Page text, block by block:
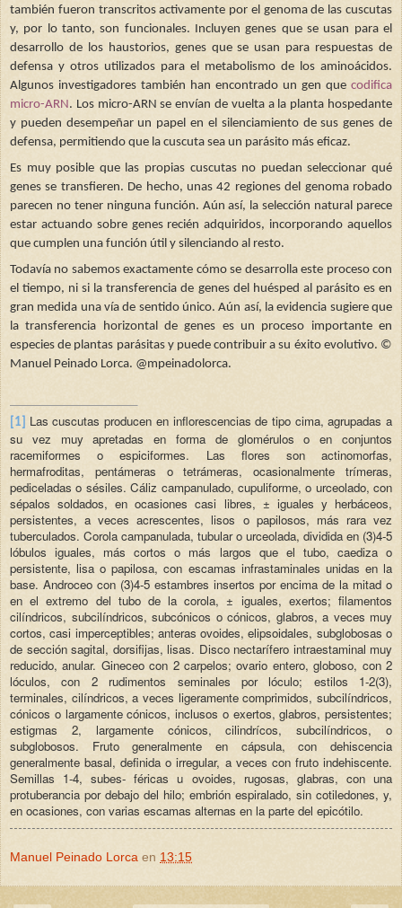
también fueron transcritos activamente por el genoma de las cuscutas
y, por lo tanto, son funcionales. Incluyen genes que se usan para el
desarrollo de los haustorios, genes que se usan para respuestas de
defensa y otros utilizados para el metabolismo de los aminoácidos.
Algunos investigadores también han encontrado un gen que codifica
micro-ARN. Los micro-ARN se envían de vuelta a la planta hospedante
y pueden desempeñar un papel en el silenciamiento de sus genes de
defensa, permitiendo que la cuscuta sea un parásito más eficaz.
Es muy posible que las propias cuscutas no puedan seleccionar qué
genes se transfieren. De hecho, unas 42 regiones del genoma robado
parecen no tener ninguna función. Aún así, la selección natural parece
estar actuando sobre genes recién adquiridos, incorporando aquellos
que cumplen una función útil y silenciando al resto.
Todavía no sabemos exactamente cómo se desarrolla este proceso con
el tiempo, ni si la transferencia de genes del huésped al parásito es en
gran medida una vía de sentido único. Aún así, la evidencia sugiere que
la transferencia horizontal de genes es un proceso importante en
especies de plantas parásitas y puede contribuir a su éxito evolutivo. ©
Manuel Peinado Lorca. @mpeinadolorca.
[1] Las cuscutas producen en inflorescencias de tipo cima, agrupadas a
su vez muy apretadas en forma de glomérulos o en conjuntos
racemiformes o espiciformes. Las flores son actinomorfas,
hermafroditas, pentámeras o tetrámeras, ocasionalmente trímeras,
pediceladas o sésiles. Cáliz campanulado, cupuliforme, o urceolado, con
sépalos soldados, en ocasiones casi libres, ± iguales y herbáceos,
persistentes, a veces acrescentes, lisos o papilosos, más rara vez
tuberculados. Corola campanulada, tubular o urceolada, dividida en (3)4-5
lóbulos iguales, más cortos o más largos que el tubo, caediza o
persistente, lisa o papilosa, con escamas infrastaminales unidas en la
base. Androceo con (3)4-5 estambres insertos por encima de la mitad o
en el extremo del tubo de la corola, ± iguales, exertos; filamentos
cilíndricos, subcilíndricos, subcónicos o cónicos, glabros, a veces muy
cortos, casi imperceptibles; anteras ovoides, elipsoidales, subglobosas o
de sección sagital, dorsifijas, lisas. Disco nectarífero intraestaminal muy
reducido, anular. Gineceo con 2 carpelos; ovario entero, globoso, con 2
lóculos, con 2 rudimentos seminales por lóculo; estilos 1-2(3),
terminales, cilíndricos, a veces ligeramente comprimidos, subcilíndricos,
cónicos o largamente cónicos, inclusos o exertos, glabros, persistentes;
estigmas 2, largamente cónicos, cilindrícos, subcilíndricos, o
subglobosos. Fruto generalmente en cápsula, con dehiscencia
generalmente basal, definida o irregular, a veces con fruto indehiscente.
Semillas 1-4, subes- féricas u ovoides, rugosas, glabras, con una
protuberancia por debajo del hilo; embrión espiralado, sin cotiledones, y,
en ocasiones, con varias escamas alternas en la parte del epicótilo.
Manuel Peinado Lorca en 13:15